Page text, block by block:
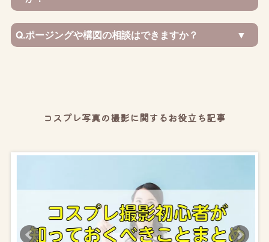
Q.ポージングや構図の相談はできますか？
コスプレ写真の撮影に関するお役立ち記事